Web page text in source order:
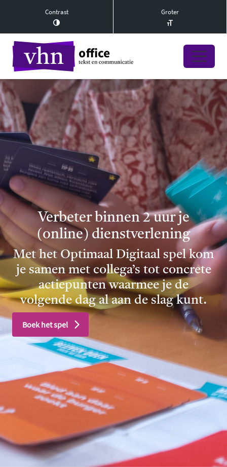
Contrast Groter
Verbeter binnen 2 uur je
(online) dienstverlening
Met het Optimaal Digitaal spel kom
je samen met collega’s tot concrete
actiepunten waarmee je de
volgende dag al aan de slag kunt.
Boek het spel